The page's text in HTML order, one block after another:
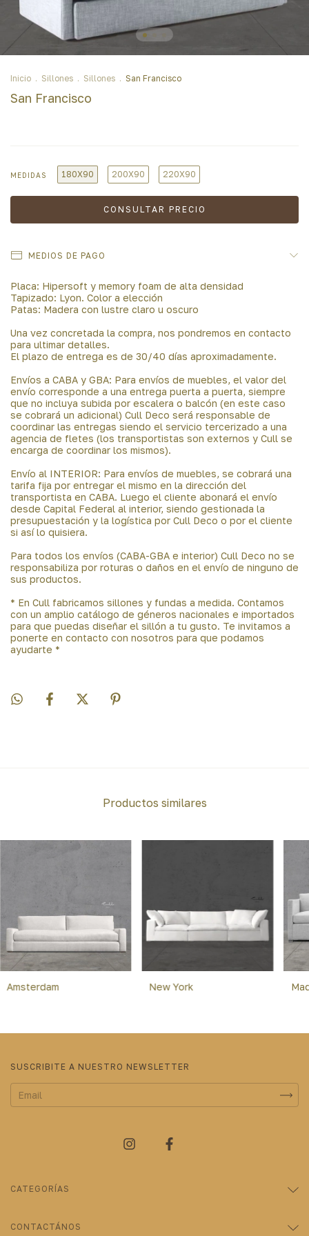
Inicio . Sillones . Sillones . San Francisco
San Francisco
MEDIDAS 180X90 200X90 220X90
MEDIOS DE PAGO
Placa: Hipersoft y memory foam de alta densidad
Tapizado: Lyon. Color a elección
Patas: Madera con lustre claro u oscuro
Una vez concretada la compra, nos pondremos en contacto
para ultimar detalles.
El plazo de entrega es de 30/40 días aproximadamente.
Envíos a CABA y GBA: Para envíos de muebles, el valor del
envío corresponde a una entrega puerta a puerta, siempre
que no incluya subida por escalera o balcón (en este caso
se cobrará un adicional) Cull Deco será responsable de
coordinar las entregas siendo el servicio tercerizado a una
agencia de fletes (los transportistas son externos y Cull se
encarga de coordinar los mismos).
Envío al INTERIOR: Para envíos de muebles, se cobrará una
tarifa fija por entregar el mismo en la dirección del
transportista en CABA. Luego el cliente abonará el envío
desde Capital Federal al interior, siendo gestionada la
presupuestación y la logística por Cull Deco o por el cliente
si así lo quisiera.
Para todos los envíos (CABA-GBA e interior) Cull Deco no se
responsabiliza por roturas o daños en el envío de ninguno de
sus productos.
* En Cull fabricamos sillones y fundas a medida. Contamos
con un amplio catálogo de géneros nacionales e importados
para que puedas diseñar el sillón a tu gusto. Te invitamos a
ponerte en contacto con nosotros para que podamos
ayudarte *
Productos similares
Amsterdam New York
SUSCRIBITE A NUESTRO NEWSLETTER
CATEGORÍAS
CONTACTÁNOS